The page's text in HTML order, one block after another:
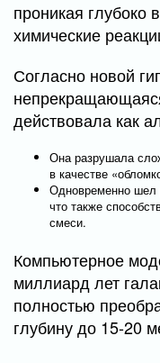
проникая глубоко
химические
Согласно новой
действовала как
Она разрушала
в качестве
Одновременно
что также
смеси.
Компьютерное
миллиард лет
полностью
глубину до 15-20